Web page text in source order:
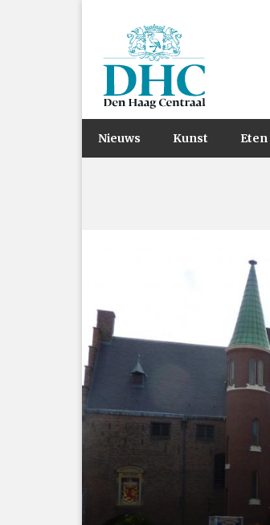
Nieuws Kunst